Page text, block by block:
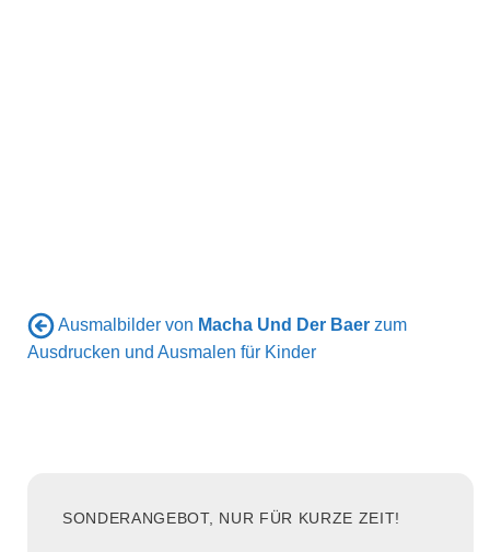
Ausmalbilder von Macha Und Der Baer zum
Ausdrucken und Ausmalen für Kinder
SONDERANGEBOT, NUR FÜR KURZE ZEIT!